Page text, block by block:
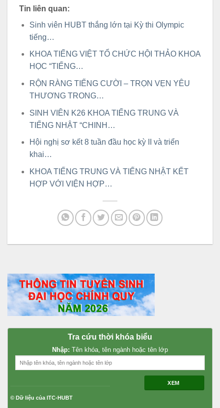
Tin liên quan:
Sinh viên HUBT thắng lớn tại Kỳ thi Olympic
tiếng…
KHOA TIẾNG VIỆT TỔ CHỨC HỘI THẢO KHOA
HỌC “TIẾNG…
RỘN RÀNG TIẾNG CƯỜI – TRỌN VẸN YÊU
THƯƠNG TRONG…
SINH VIÊN K26 KHOA TIẾNG TRUNG VÀ
TIẾNG NHẬT “CHINH…
Hội nghị sơ kết 8 tuần đầu học kỳ II và triển
khai…
KHOA TIẾNG TRUNG VÀ TIẾNG NHẬT KẾT
HỢP VỚI VIỆN HỢP…
Tra cứu thời khóa biểu
Nhập: Tên khóa, tên ngành hoặc tên lớp
XEM
© Dữ liệu của ITC-HUBT